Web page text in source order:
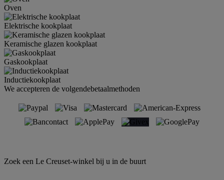
Oven
Elektrische kookplaat
Keramische glazen kookplaat
Gaskookplaat
Inductiekookplaat
We accepteren de volgendebetaalmethoden
Zoek een Le Creuset-winkel bij u in de buurt